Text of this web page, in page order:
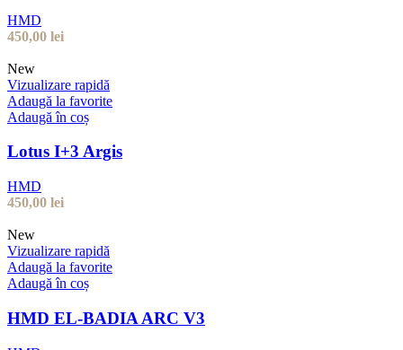
HMD
450,00 lei
New
Vizualizare rapidă
Adaugă la favorite
Adaugă în coș
Lotus I+3 Argis
HMD
450,00 lei
New
Vizualizare rapidă
Adaugă la favorite
Adaugă în coș
HMD EL-BADIA ARC V3